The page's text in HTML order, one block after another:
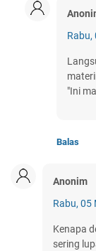
Rabu,
"Ini
Balas
Anonim
Rabu, 05
Kenapa
sering